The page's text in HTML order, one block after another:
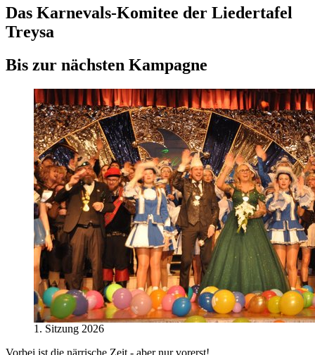
Das Karnevals-Komitee der Liedertafel
Treysa
Bis zur nächsten Kampagne
1. Sitzung 2026
Vorbei ist die närrische Zeit - aber nur vorerst!